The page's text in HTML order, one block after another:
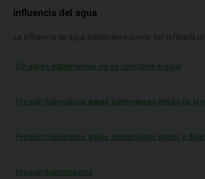
Influencia del agua
La influencia de agua subterránea puede ser reflejada
Sin aguas subterráneas, no se considera el agua
Presión hidrostática, aguas subterráneas detrás de la
Presión hidrostática, aguas subterráneas detrás y
Presión hidrodinámica